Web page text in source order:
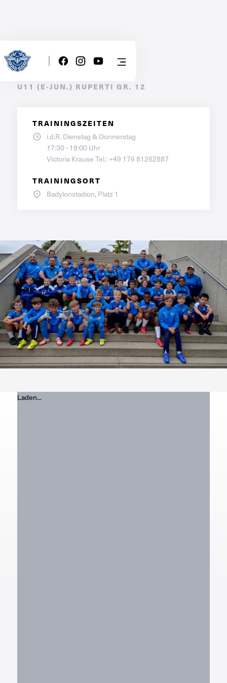
E2-Jugend
U11 (E-JUN.) RUPERTI GR. 12
TRAININGSZEITEN
i.d.R. Dienstag & Donnerstag
17:30 - 19:00 Uhr
Victoria Krause Tel.: +49 176 81262887
TRAININGSORT
Badylonstadion, Platz 1
Laden...